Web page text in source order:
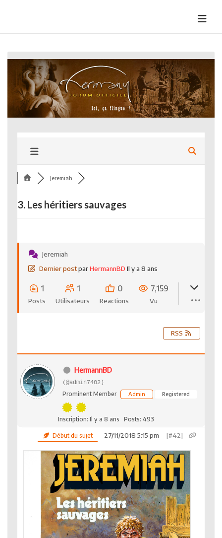
Jeremiah
3. Les héritiers sauvages
Jeremiah
Dernier postparHermannBD Il y a 8 ans
1
Posts
1
Utilisateurs
0
Reactions
7,159
Vu
RSS
HermannBD
(@admin7402)
Prominent Member Admin Registered
Inscription: Il y a 8 ans Posts: 493
Début du sujet 27/11/2018 5:15 pm [#42]